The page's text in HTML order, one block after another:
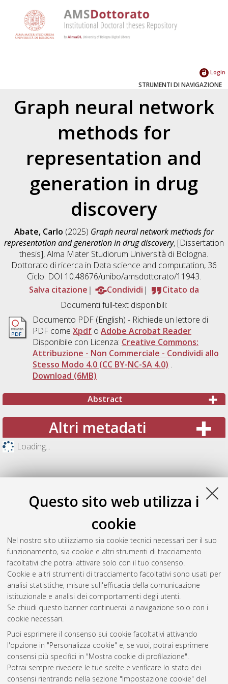
Questo sito web utilizza i
cookie
Nel nostro sito utilizziamo sia cookie tecnici necessari per il suo
funzionamento, sia cookie e altri strumenti di tracciamento
facoltativi che potrai attivare solo con il tuo consenso.
Cookie e altri strumenti di tracciamento facoltativi sono usati per
analisi statistiche, misure sull'efficacia della comunicazione
istituzionale e analisi dei comportamenti degli utenti.
Se chiudi questo banner continuerai la navigazione solo con i
cookie necessari.
Puoi esprimere il consenso sui cookie facoltativi attivando
l'opzione in "Personalizza cookie" e, se vuoi, potrai esprimere
consensi più specifici in "Mostra cookie di profilazione".
Potrai sempre rivedere le tue scelte e verificare lo stato dei
consensi rientrando nella sezione "Impostazione cookie" del
Login
STRUMENTI DI NAVIGAZIONE
Graph neural network
methods for
representation and
generation in drug
discovery
Abate, Carlo (2025) Graph neural network methods for
representation and generation in drug discovery, [Dissertation
thesis], Alma Mater Studiorum Università di Bologna.
Dottorato di ricerca in Data science and computation, 36
Ciclo. DOI 10.48676/unibo/amsdottorato/11943.
Salva citazione
Condividi
Citato da
Documenti full-text disponibili:
Documento PDF(English) - Richiede un lettore di
PDF come Xpdfo Adobe Acrobat Reader
Disponibile con Licenza: Creative Commons:
Attribuzione - Non Commerciale - Condividi allo
Stesso Modo 4.0 (CC BY-NC-SA 4.0) .
Download (6MB)
Abstract
Altri metadati
Loading...
Gestione del documento:
Atom
Rss 1.0
Rss 2.0